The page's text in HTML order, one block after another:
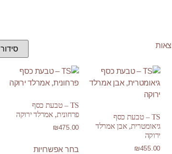
TS – טבעת כסף
גיאומטרית, אבן אמרלד
ירוקה
₪455.00
TS – טבעת כסף
פרחונית, אמרלד ירוקה
₪475.00
בחר אפשרויות